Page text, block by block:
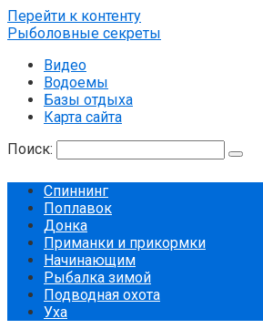
Перейти к контенту
Рыболовные секреты
Видео
Водоемы
Базы отдыха
Карта сайта
Поиск:
Спиннинг
Поплавок
Донка
Приманки и прикормки
Начинающим
Рыбалка зимой
Подводная охота
Уха